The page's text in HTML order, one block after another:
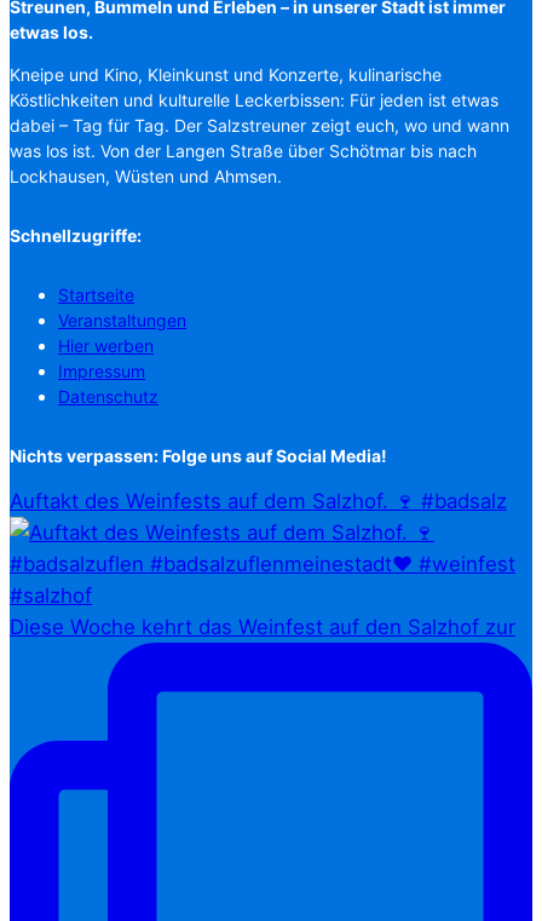
Streunen, Bummeln und Erleben – in unserer Stadt ist immer
etwas los.
Kneipe und Kino, Kleinkunst und Konzerte, kulinarische
Köstlichkeiten und kulturelle Leckerbissen: Für jeden ist etwas
dabei – Tag für Tag. Der Salzstreuner zeigt euch, wo und wann
was los ist. Von der Langen Straße über Schötmar bis nach
Lockhausen, Wüsten und Ahmsen.
Schnellzugriffe:
Startseite
Veranstaltungen
Hier werben
Impressum
Datenschutz
Nichts verpassen: Folge uns auf Social Media!
Auftakt des Weinfests auf dem Salzhof. 🍷 #badsalz
Diese Woche kehrt das Weinfest auf den Salzhof zur